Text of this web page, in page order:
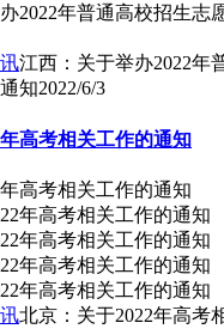
江西：关于举办2022年
知2022/6/3
高考相关工作的通知
高考相关工作的通知
北京：关于2022年高考